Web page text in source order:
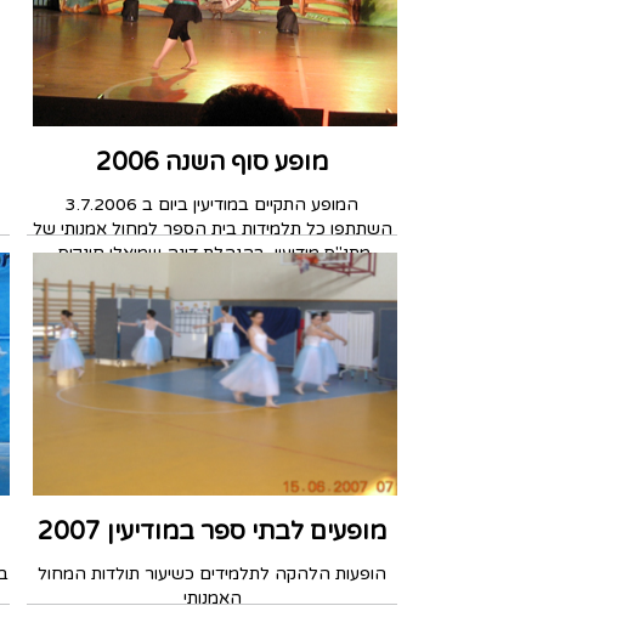
מופע סוף השנה 2006
המופע התקיים במודיעין ביום ב 3.7.2006
השתתפו כל תלמידות בית הספר למחול אמנותי של
מתנ"ס מודיעין, בהנהלת דינה שמואלי חינקיס,
ובהדרכת סיגלית קאוול, טלי לוי ודינה שמואלי.
מופעים לבתי ספר במודיעין 2007
הופעות הלהקה לתלמידים כשיעור תולדות המחול
האמנותי